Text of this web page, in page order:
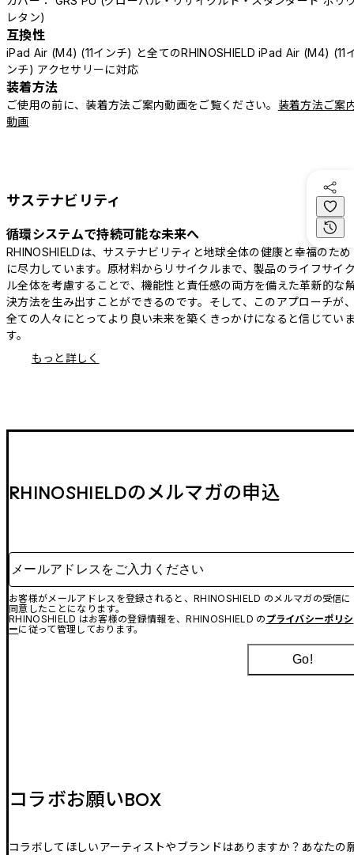
レタン)
互換性
iPad Air (M4) (11インチ) と全てのRHINOSHIELD iPad Air (M4) (11
ンチ) アクセサリーに対応
装着方法
ご使用の前に、装着方法ご案内動画をご覧ください。 装着方法ご案
動画
サステナビリティ
循環システムで持続可能な未来へ
RHINOSHIELDは、サステナビリティと地球全体の健康と幸福のため
に尽力しています。原材料からリサイクルまで、製品のライフサイ
ル全体を考慮することで、機能性と責任感の両方を備えた革新的な
決方法を生み出すことができるのです。そして、このアプローチが
全ての人々にとってより良い未来を築くきっかけになると信じてい
す。
もっと詳しく
RHINOSHIELDのメルマガの申込
メールアドレスをご入力ください
お客様がメールアドレスを登録されると、RHINOSHIELD のメルマガの受信に
同意したことになります。
RHINOSHIELD はお客様の登録情報を、RHINOSHIELD の プライバシーポリシ
ーに従って管理しております。
Go!
コラボお願いBOX
コラボしてほしいアーティストやブランドはありますか？あなたの